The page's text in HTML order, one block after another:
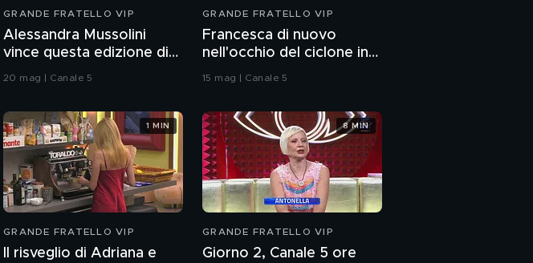
GRANDE FRATELLO VIP
Alessandra Mussolini
vince questa edizione di
Grande Fratello VIP
20 mag | Canale 5
GRANDE FRATELLO VIP
Francesca di nuovo
nell'occhio del ciclone in
15 mag | Canale 5
GRANDE FRATELLO VIP
Il risveglio di Adriana e
1 MIN
GRANDE FRATELLO VIP
Giorno 2, Canale 5 ore
8 MIN